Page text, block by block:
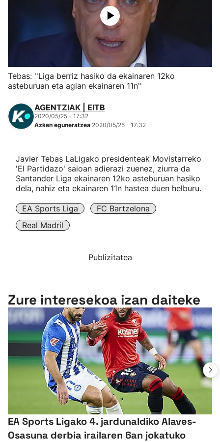
Eskubaloia
Kirolak 360
Mendi-lasterketak
"Helmuga"
Tebas: ''Liga berriz hasiko da ekainaren 12ko
asteburuan eta agian ekainaren 11n''
AGENTZIAK | EITB
2020/05/25 - 17:32
Azken eguneratzea 2020/05/25 - 17:32
Javier Tebas LaLigako presidenteak Movistarreko
'El Partidazo' saioan adierazi zuenez, ziurra da
Santander Liga ekainaren 12ko asteburuan hasiko
dela, nahiz eta ekainaren 11n hastea duen helburu.
EA Sports Liga
FC Bartzelona
Real Madril
Publizitatea
Zure interesekoa izan daiteke
EA Sports Ligako 4. jardunaldiko Alaves-
Osasuna derbia irailaren 6an jokatuko